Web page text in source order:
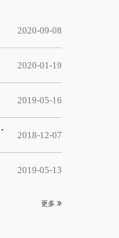
2020-09-08
2020-01-19
2019-05-16
应用项目-APS项目启动会
2018-12-07
2019-05-13
更多